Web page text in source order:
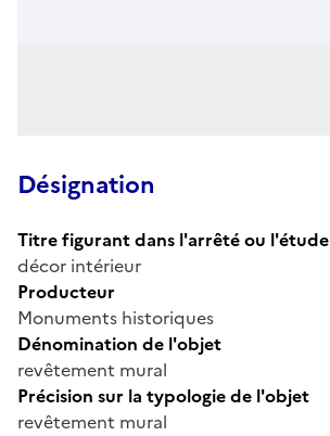
Désignation
Titre figurant dans l'arrêté ou l'étude
décor intérieur
Producteur
Monuments historiques
Dénomination de l'objet
revêtement mural
Précision sur la typologie de l'objet
revêtement mural